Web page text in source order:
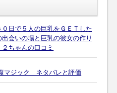
０日で５人の巨乳をＧＥＴした
会いの場と巨乳の彼女の作り
ちゃんの口コミ
マジック ネタバレと評価